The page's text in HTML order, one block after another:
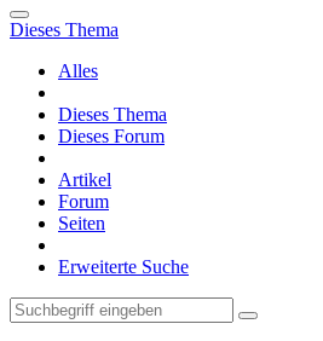
Dieses Thema
Alles
Dieses Thema
Dieses Forum
Artikel
Forum
Seiten
Erweiterte Suche